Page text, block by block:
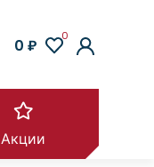
0 ₽ 0
Акции